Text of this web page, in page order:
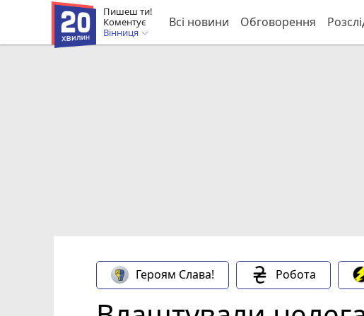
Пишеш ти!
Коментує
Вінниця
Всі новини Обговорення
Героям Слава! Робота